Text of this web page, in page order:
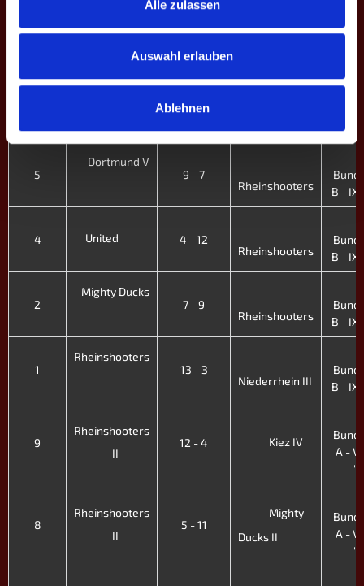
Alle zulassen
Auswahl erlauben
Ablehnen
Rheinshooters
12 - 4
B -
5
Dortmund V
9 - 7
Rheinshooters
B -
4 United 4 - 12
Rheinshooters
B -
2
Mighty Ducks
7 - 9
Rheinshooters
B -
1
Rheinshooters
13 - 3
Niederrhein III
B -
9
Rheinshooters
II
12 - 4 Kiez IV
A -
8
Rheinshooters
II
5 - 11
Mighty
Ducks II
A -